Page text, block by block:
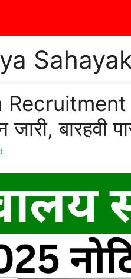
बारहवी